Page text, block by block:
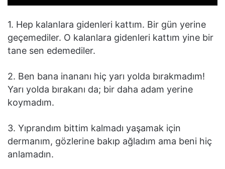
1. Hep kalanlara gidenleri kattım. Bir gün yerine
geçemediler. O kalanlara gidenleri kattım yine bir
tane sen edemediler.
2. Ben bana inananı hiç yarı yolda bırakmadım!
Yarı yolda bırakanı da; bir daha adam yerine
koymadım.
3. Yıprandım bittim kalmadı yaşamak için
dermanım, gözlerine bakıp ağladım ama beni hiç
anlamadın.